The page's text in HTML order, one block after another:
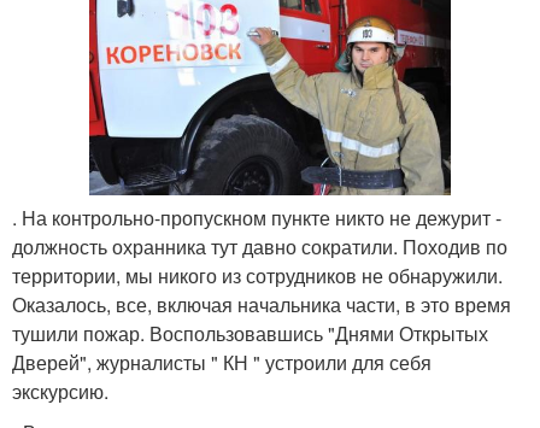
. На контрольно-пропускном пункте никто не дежурит -
должность охранника тут давно сократили. Походив по
территории, мы никого из сотрудников не обнаружили.
Оказалось, все, включая начальника части, в это время
тушили пожар. Воспользовавшись "Днями Открытых
Дверей", журналисты " КН " устроили для себя
экскурсию.